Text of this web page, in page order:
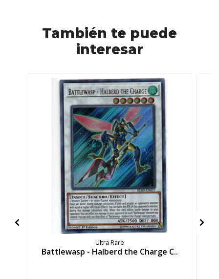
También te puede
interesar
Ultra Rare
Battlewasp - Halberd the Charge C..